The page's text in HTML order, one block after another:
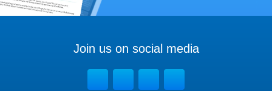
Join us on social media